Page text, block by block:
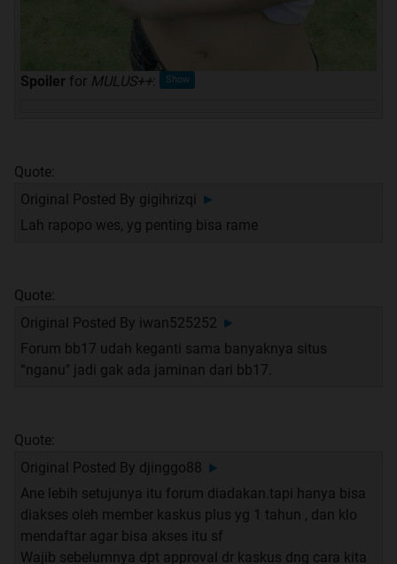
Spoiler for MULUS++:
Quote:
Original Posted By gigihrizqi ►
Lah rapopo wes, yg penting bisa rame
Quote:
Original Posted By iwan525252 ►
Forum bb17 udah keganti sama banyaknya situs
“nganu" jadi gak ada jaminan dari bb17.
Quote:
Original Posted By djinggo88 ►
Ane lebih setujunya itu forum diadakan.tapi hanya bisa
diakses oleh member kaskus plus yg 1 tahun , dan klo
mendaftar agar bisa akses itu sf
Wajib sebelumnya dpt approval dr kaskus dng cara kita